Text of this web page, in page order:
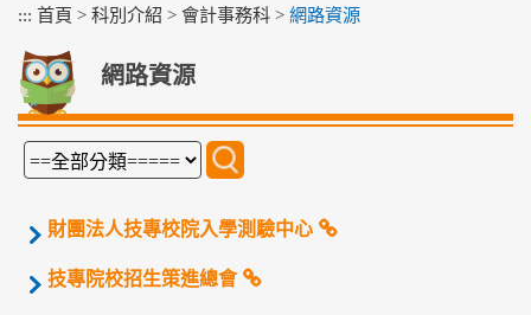
::: 首頁 > 科別介紹 > 會計事務科 > 網路資源
網路資源
財團法人技專校院入學測驗中心
技專院校招生策進總會